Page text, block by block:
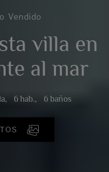
Vendido
villa en
al mar
6 hab., 6 baños